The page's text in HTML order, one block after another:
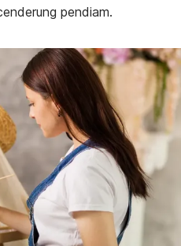
pendiam.